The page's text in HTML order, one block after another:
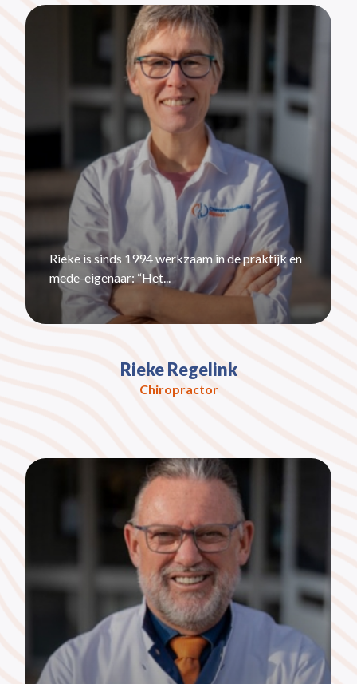
Rieke is sinds 1994 werkzaam in de praktijk en
mede-eigenaar: “Het...
Rieke Regelink
Chiropractor